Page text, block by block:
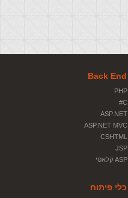
Back End
PHP
C#
ASP.NET
ASP.NET MVC
CSHTML
JSP
ASP קלאסי
כלי פיתוח